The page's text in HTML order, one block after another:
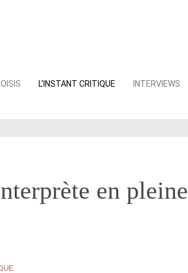
L’INSTANT CRITIQUE INTERVIEWS
en pleine